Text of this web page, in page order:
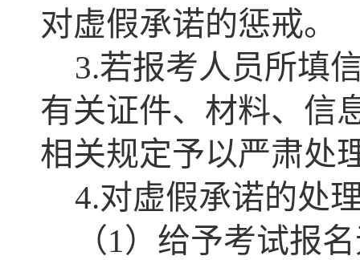
对虚假承诺的惩戒。
3.若报考人员所填
有关证件、材料、信
相关规定予以严肃处
4.对虚假承诺的处
（1）给予考试报